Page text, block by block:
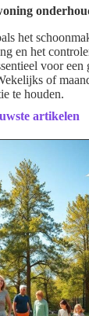
het
en het
voor een
of
te houden.
artikelen